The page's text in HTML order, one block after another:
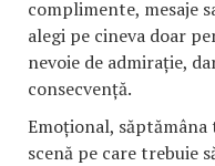
complimente, mesaje
alegi pe cineva doar
nevoie de admirație,
consecvență.
Emoțional, săptămâna
scenă pe care trebuie